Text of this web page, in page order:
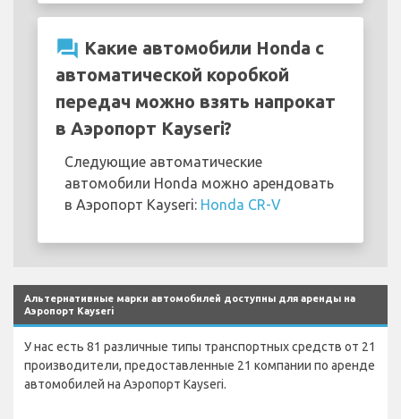
question_answer Какие автомобили Honda с
автоматической коробкой
передач можно взять напрокат
в Аэропорт Kayseri?
Следующие автоматические
автомобили Honda можно арендовать
в Аэропорт Kayseri: Honda CR-V
Альтернативные марки автомобилей доступны для аренды на
Аэропорт Kayseri
У нас есть 81 различные типы транспортных средств от 21
производители, предоставленные 21 компании по аренде
автомобилей на Аэропорт Kayseri.